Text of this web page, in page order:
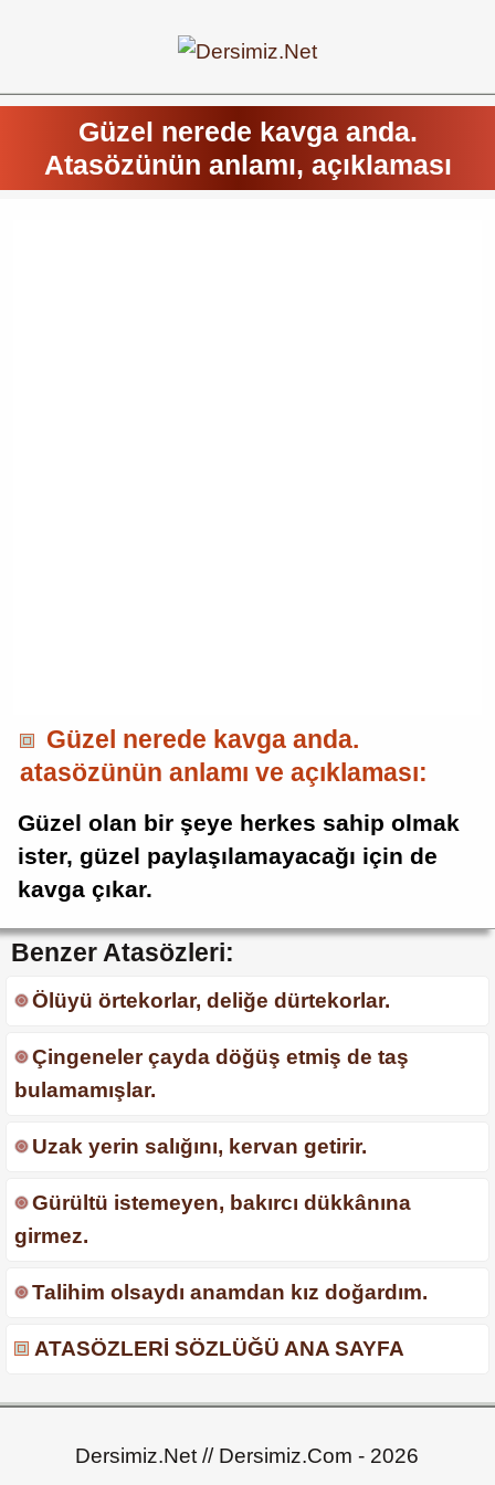
Güzel nerede kavga anda.
Atasözünün anlamı, açıklaması
Güzel nerede kavga anda.
atasözünün anlamı ve açıklaması:
Güzel olan bir şeye herkes sahip olmak
ister, güzel paylaşılamayacağı için de
kavga çıkar.
Benzer Atasözleri:
Ölüyü örtekorlar, deliğe dürtekorlar.
Çingeneler çayda döğüş etmiş de taş
bulamamışlar.
Uzak yerin salığını, kervan getirir.
Gürültü istemeyen, bakırcı dükkânına
girmez.
Talihim olsaydı anamdan kız doğardım.
ATASÖZLERİ SÖZLÜĞÜ ANA SAYFA
Dersimiz.Net // Dersimiz.Com - 2026